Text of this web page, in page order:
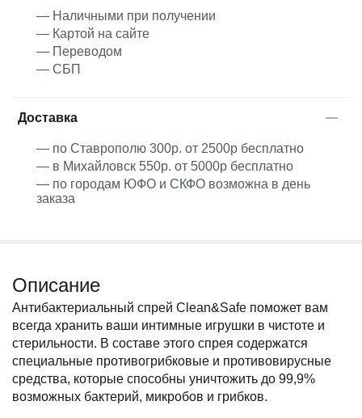
— Наличными при получении
— Картой на сайте
— Переводом
— СБП
Доставка
— по Ставрополю 300р. от 2500р бесплатно
— в Михайловск 550р. от 5000р бесплатно
— по городам ЮФО и СКФО возможна в день
заказа
Описание
Антибактериальный спрей Clean&Safe поможет вам
всегда хранить ваши интимные игрушки в чистоте и
стерильности. В составе этого спрея содержатся
специальные противогрибковые и противовирусные
средства, которые способны уничтожить до 99,9%
возможных бактерий, микробов и грибков.